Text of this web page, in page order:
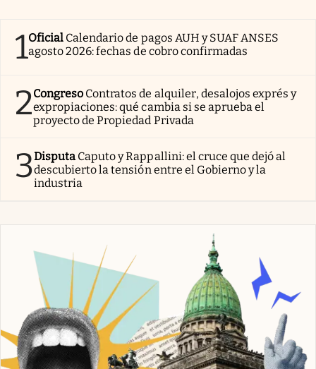
1Oficial Calendario de pagos AUH y SUAF ANSES
agosto 2026: fechas de cobro confirmadas
2Congreso Contratos de alquiler, desalojos exprés y
expropiaciones: qué cambia si se aprueba el
proyecto de Propiedad Privada
3Disputa Caputo y Rappallini: el cruce que dejó al
descubierto la tensión entre el Gobierno y la
industria